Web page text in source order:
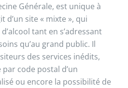
Générale, est unique à
d’un site « mixte », qui
tant en s’adressant
qu’au grand public. Il
des services inédits,
code postal d’un
ou encore la possibilité de